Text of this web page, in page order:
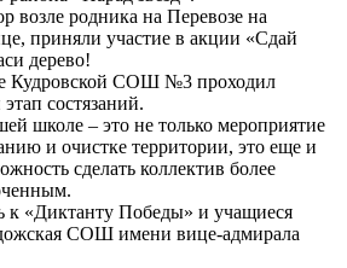
возле родника на Перевозе на
приняли участие в акции «Сдай
дерево!
Кудровской СОШ №3 проходил
состязаний.
школе – это не только мероприятие
и очистке территории, это еще и
сделать коллектив более
к «Диктанту Победы» и учащиеся
СОШ имени вице-адмирала